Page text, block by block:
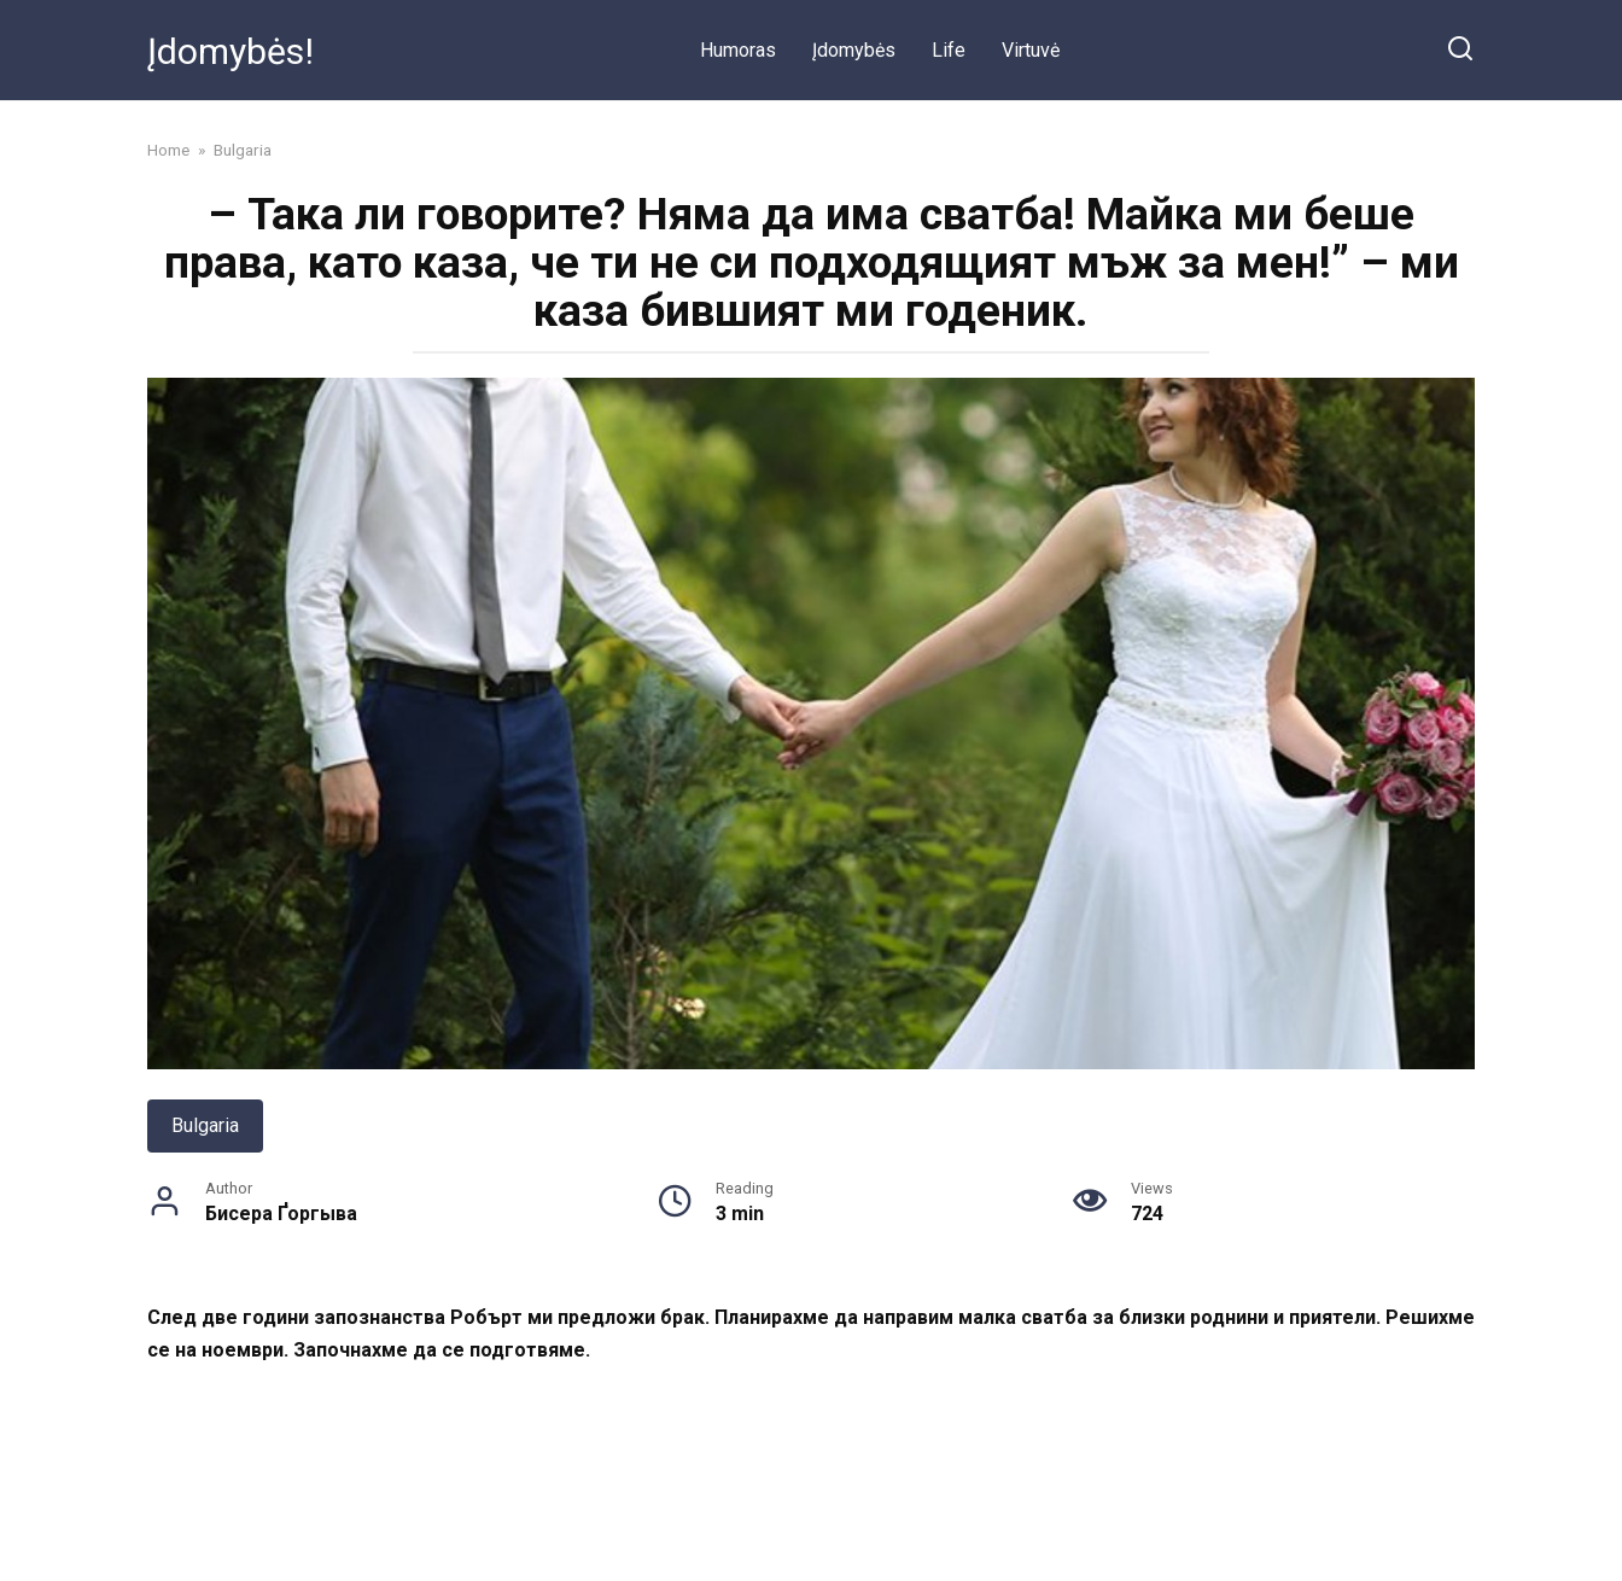
Įdomybės! Humoras Įdomybės Life Virtuvė
Home » Bulgaria
– Така ли говорите? Няма да има сватба! Майка ми беше
права, като каза, че ти не си подходящият мъж за мен!” – ми
каза бившият ми годеник.
Bulgaria
Author
Бисера Ґоргыва
Reading
3 min
Views
724
След две години запознанства Робърт ми предложи брак. Планирахме да направим малка сватба за близки роднини и приятели. Решихме
се на ноември. Започнахме да се подготвяме.